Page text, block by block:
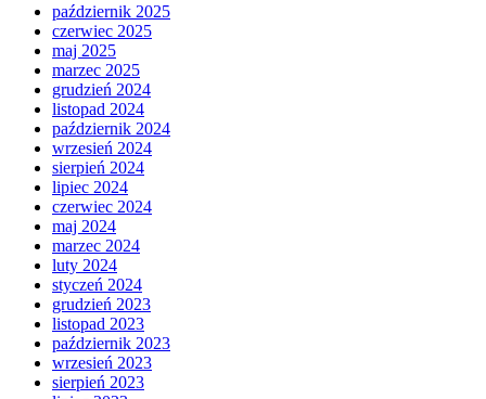
październik 2025
czerwiec 2025
maj 2025
marzec 2025
grudzień 2024
listopad 2024
październik 2024
wrzesień 2024
sierpień 2024
lipiec 2024
czerwiec 2024
maj 2024
marzec 2024
luty 2024
styczeń 2024
grudzień 2023
listopad 2023
październik 2023
wrzesień 2023
sierpień 2023